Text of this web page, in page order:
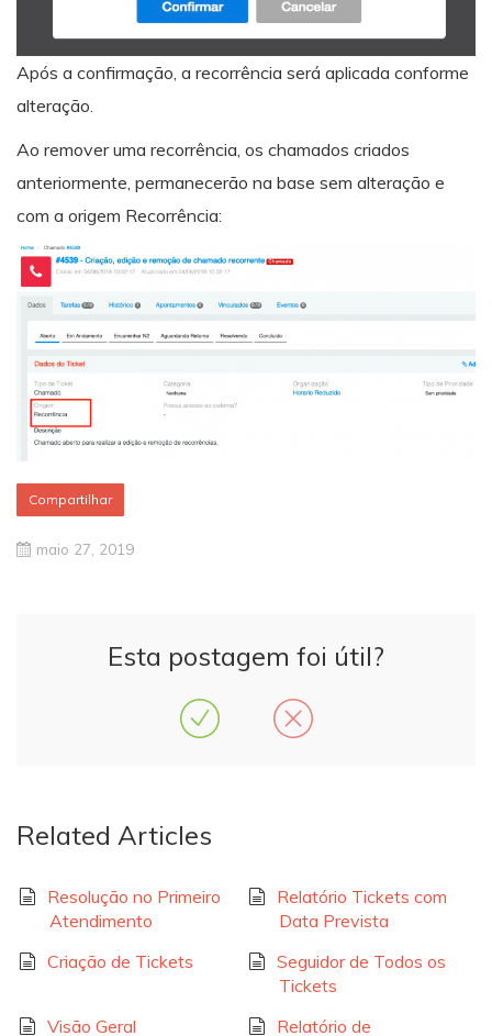
Após a confirmação, a recorrência será aplicada conforme
alteração.
Ao remover uma recorrência, os chamados criados
anteriormente, permanecerão na base sem alteração e
com a origem Recorrência:
Compartilhar
maio 27, 2019
Esta postagem foi útil?
Related Articles
Resolução no Primeiro
Atendimento
Relatório Tickets com
Data Prevista
Criação de Tickets
Seguidor de Todos os
Tickets
Visão Geral
Relatório de